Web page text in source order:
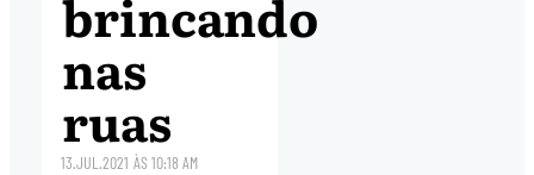
brincando
nas
ruas
13.JUL.2021 ÀS10:18 AM